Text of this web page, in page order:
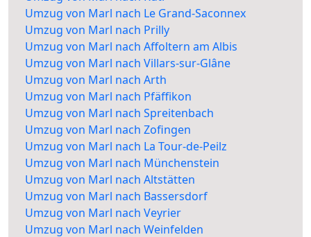
Umzug von Marl nach Le Grand-Saconnex
Umzug von Marl nach Prilly
Umzug von Marl nach Affoltern am Albis
Umzug von Marl nach Villars-sur-Glâne
Umzug von Marl nach Arth
Umzug von Marl nach Pfäffikon
Umzug von Marl nach Spreitenbach
Umzug von Marl nach Zofingen
Umzug von Marl nach La Tour-de-Peilz
Umzug von Marl nach Münchenstein
Umzug von Marl nach Altstätten
Umzug von Marl nach Bassersdorf
Umzug von Marl nach Veyrier
Umzug von Marl nach Weinfelden